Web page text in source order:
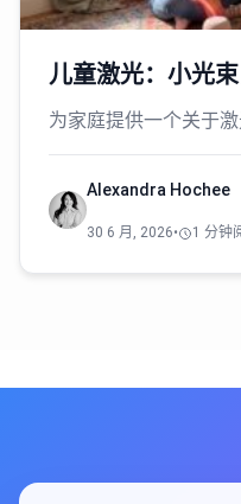
儿童激光：小光
为家庭提供一个关于
Alexandra Hochee
30 6 月, 2026• 1 分钟